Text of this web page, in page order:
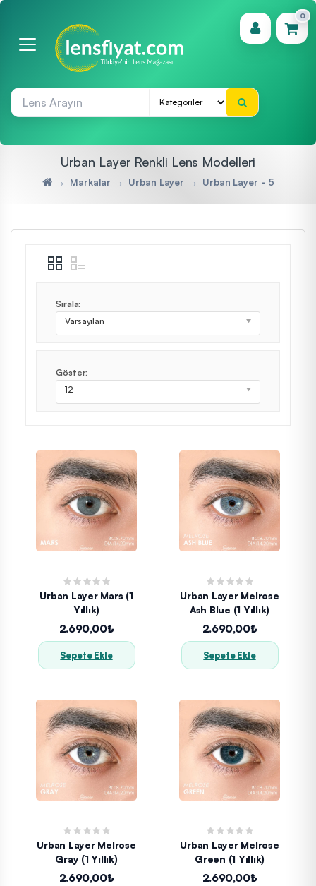
0
(0)
Urban Layer Renkli Lens Modelleri
Markalar Urban Layer Urban Layer - 5
Sırala:
Varsayılan
Göster:
12
Urban Layer Mars (1
Yıllık)
2.690,00₺
Sepete Ekle
Urban Layer Melrose
Ash Blue (1 Yıllık)
2.690,00₺
Sepete Ekle
Urban Layer Melrose
Gray (1 Yıllık)
2.690,00₺
Urban Layer Melrose
Green (1 Yıllık)
2.690,00₺